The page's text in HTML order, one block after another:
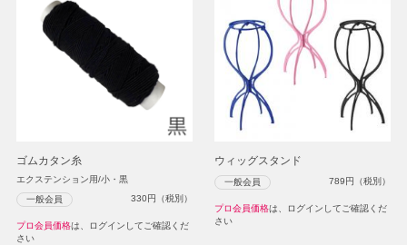
ゴムカタン糸
エクステンション用/小・黒
一般会員 330円（税別）
プロ会員価格は、ログインしてご確認くだ
さい
ウィッグスタンド
一般会員 789円（税別）
プロ会員価格は、ログインしてご確認くだ
さい